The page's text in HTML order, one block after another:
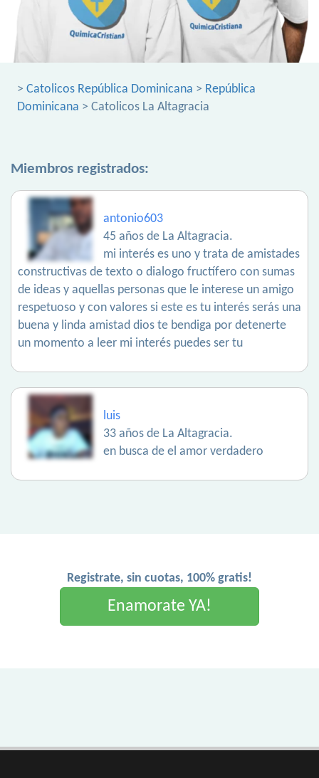
> Catolicos República Dominicana > República
Dominicana > Catolicos La Altagracia
Miembros registrados:
antonio603
45 años de La Altagracia.
mi interés es uno y trata de amistades
constructivas de texto o dialogo fructífero con sumas
de ideas y aquellas personas que le interese un amigo
respetuoso y con valores si este es tu interés serás una
buena y linda amistad dios te bendiga por detenerte
un momento a leer mi interés puedes ser tu
luis
33 años de La Altagracia.
en busca de el amor verdadero
Registrate, sin cuotas, 100% gratis!
Enamorate YA!